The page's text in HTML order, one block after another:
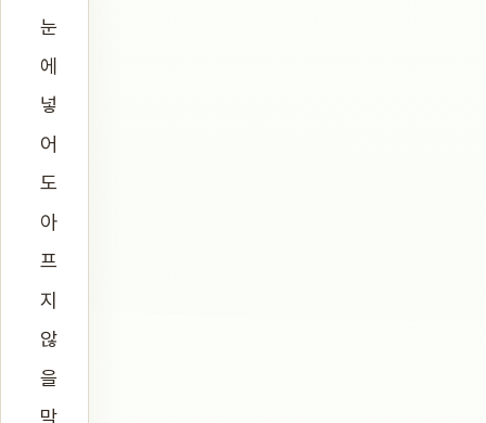
눈
에
넣
어
도
아
프
지
않
을
막